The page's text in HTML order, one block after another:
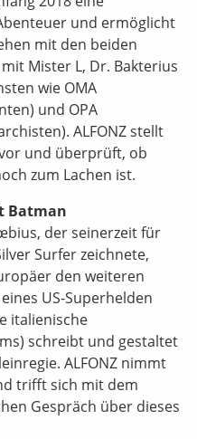
und ermöglicht
mit den beiden
Mister L, Dr. Bakterius
wie OMA
und OPA
ALFONZ stellt
und überprüft, ob
zum Lachen ist.
Batman
der seinerzeit für
Surfer zeichnete,
den weiteren
US-Superhelden
italienische
schreibt und gestaltet
ALFONZ nimmt
trifft sich mit dem
Gespräch über dieses